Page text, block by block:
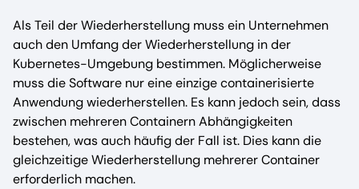
Als Teil der Wiederherstellung muss ein Unternehmen
auch den Umfang der Wiederherstellung in der
Kubernetes-Umgebung bestimmen. Möglicherweise
muss die Software nur eine einzige containerisierte
Anwendung wiederherstellen. Es kann jedoch sein, dass
zwischen mehreren Containern Abhängigkeiten
bestehen, was auch häufig der Fall ist. Dies kann die
gleichzeitige Wiederherstellung mehrerer Container
erforderlich machen.